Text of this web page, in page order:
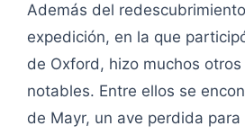
Además del
expedición, en la que
de Oxford, hizo muchos otros
notables. Entre ellos se
de Mayr, un ave perdida